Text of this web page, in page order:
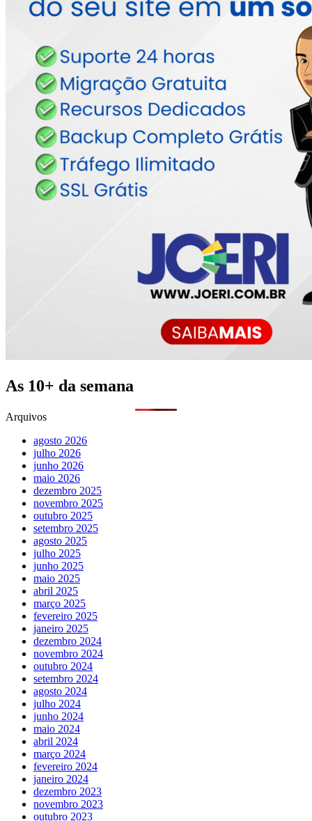
As 10+ da semana
Arquivos
agosto 2026
julho 2026
junho 2026
maio 2026
dezembro 2025
novembro 2025
outubro 2025
setembro 2025
agosto 2025
julho 2025
junho 2025
maio 2025
abril 2025
março 2025
fevereiro 2025
janeiro 2025
dezembro 2024
novembro 2024
outubro 2024
setembro 2024
agosto 2024
julho 2024
junho 2024
maio 2024
abril 2024
março 2024
fevereiro 2024
janeiro 2024
dezembro 2023
novembro 2023
outubro 2023